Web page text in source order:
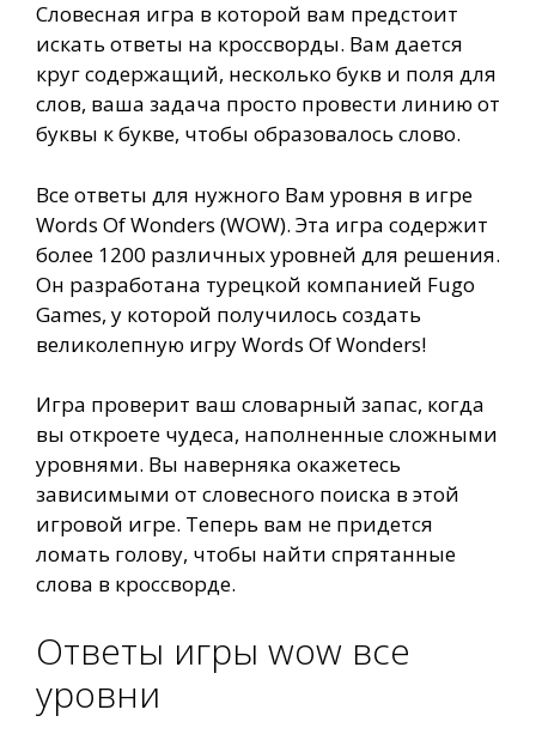
Словесная игра в которой вам предстоит
искать ответы на кроссворды. Вам дается
круг содержащий, несколько букв и поля для
слов, ваша задача просто провести линию от
буквы к букве, чтобы образовалось слово.
Все ответы для нужного Вам уровня в игре
Words Of Wonders (WOW). Эта игра содержит
более 1200 различных уровней для решения.
Он разработана турецкой компанией Fugo
Games, у которой получилось создать
великолепную игру Words Of Wonders!
Игра проверит ваш словарный запас, когда
вы откроете чудеса, наполненные сложными
уровнями. Вы наверняка окажетесь
зависимыми от словесного поиска в этой
игровой игре. Теперь вам не придется
ломать голову, чтобы найти спрятанные
слова в кроссворде.
Ответы игры wow все
уровни